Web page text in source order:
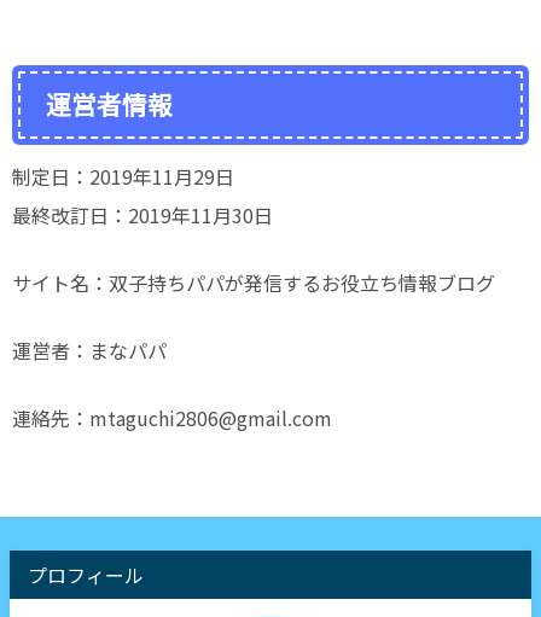
運営者情報
制定日：2019年11月29日
最終改訂日：2019年11月30日
サイト名：双子持ちパパが発信するお役立ち情報ブログ
運営者：まなパパ
連絡先：mtaguchi2806@gmail.com
プロフィール